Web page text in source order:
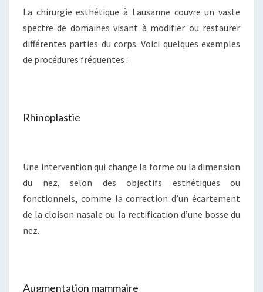
La chirurgie esthétique à Lausanne couvre un vaste
spectre de domaines visant à modifier ou restaurer
différentes parties du corps. Voici quelques exemples
de procédures fréquentes :
Rhinoplastie
Une intervention qui change la forme ou la dimension
du nez, selon des objectifs esthétiques ou
fonctionnels, comme la correction d’un écartement
de la cloison nasale ou la rectification d’une bosse du
nez.
Augmentation mammaire